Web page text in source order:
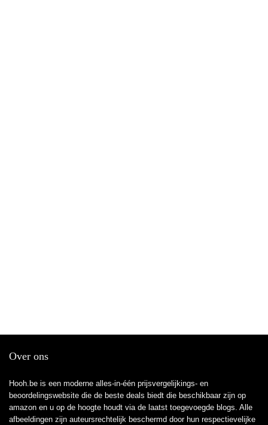
Over ons
Hooh.be is een moderne alles-in-één prijsvergelijkings- en
beoordelingswebsite die de beste deals biedt die beschikbaar zijn op
amazon en u op de hoogte houdt via de laatst toegevoegde blogs. Alle
afbeeldingen zijn auteursrechtelijk beschermd door hun respectievelijke